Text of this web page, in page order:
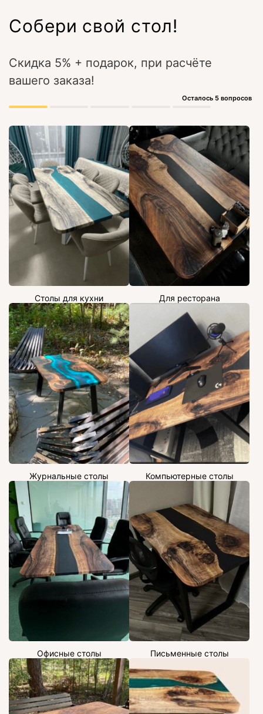
Собери свой стол!
Скидка 5% + подарок, при расчёте
вашего заказа!
Осталось 5 вопросов
Столы для кухни Для ресторана
Журнальные столы Компьютерные столы
Офисные столы Письменные столы